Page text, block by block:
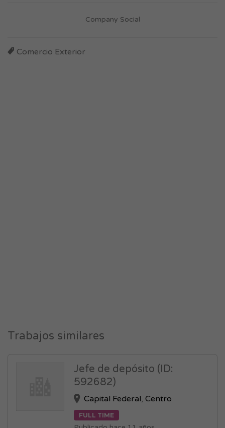
Company Social
Comercio Exterior
Trabajos similares
Jefe de depósito (ID:
592682)
Capital Federal,Centro
FULL TIME